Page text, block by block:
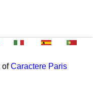
Caractere Paris